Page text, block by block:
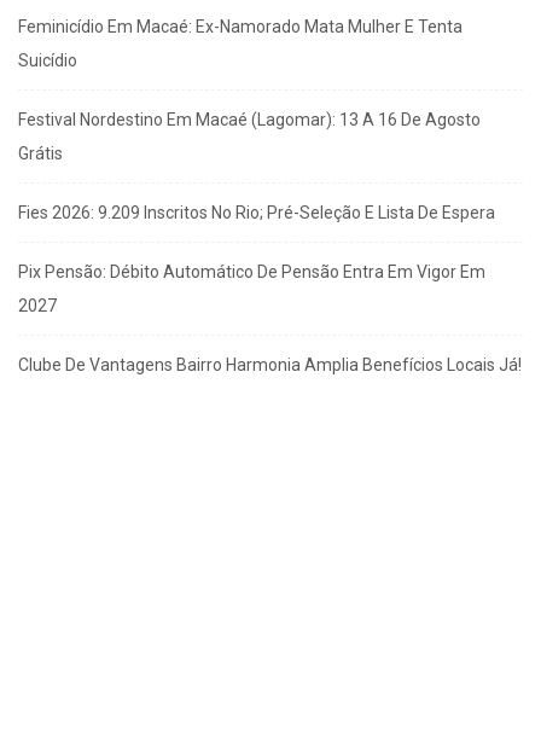
Feminicídio Em Macaé: Ex-Namorado Mata Mulher E Tenta
Suicídio
Festival Nordestino Em Macaé (Lagomar): 13 A 16 De Agosto
Grátis
Fies 2026: 9.209 Inscritos No Rio; Pré-Seleção E Lista De Espera
Pix Pensão: Débito Automático De Pensão Entra Em Vigor Em
2027
Clube De Vantagens Bairro Harmonia Amplia Benefícios Locais Já!